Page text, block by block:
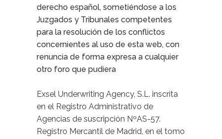
derecho español, sometiéndose a los
Juzgados y Tribunales competentes
para la resolución de los conflictos
concernientes al uso de esta web, con
renuncia de forma expresa a cualquier
otro foro que pudiera
Exsel Underwriting Agency, S.L. inscrita
en el Registro Administrativo de
Agencias de suscripción NºAS-57.
Registro Mercantil de Madrid, en el tomo